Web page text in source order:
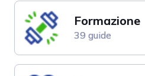
Formazione
39 guide